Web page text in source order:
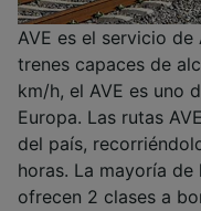
AVE es el servicio
trenes capaces de
km/h, el AVE es uno
Europa. Las rutas
del país,
horas. La mayoría
ofrecen 2 clases a